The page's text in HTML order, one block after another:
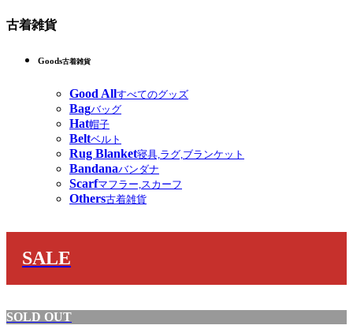
古着雑貨
Goods古着雑貨
Good Allすべてのグッズ
Bagバッグ
Hat帽子
Beltベルト
Rug Blanket寝具,ラグ,ブランケット
Bandanaバンダナ
Scarfマフラー,スカーフ
Others古着雑貨
SALE
SOLD OUT